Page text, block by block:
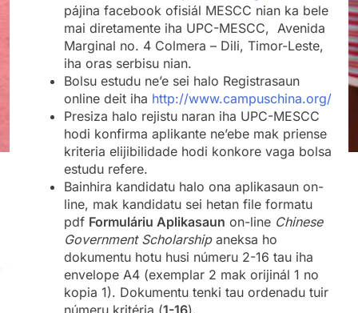
pájina facebook ofisiál MESCC nian ka bele
mai diretamente iha UPC-MESCC, Avenida
Marginal no. 4 Colmera – Dili, Timor-Leste,
iha oras serbisu nian.
Bolsu estudu ne’e sei halo Registrasaun
online deit iha http://www.campuschina.org/
Presiza halo rejistu naran iha UPC-MESCC
hodi konfirma aplikante ne’ebe mak priense
kriteria elijibilidade hodi konkore vaga bolsa
estudu refere.
Bainhira kandidatu halo ona aplikasaun on-
line, mak kandidatu sei hetan file formatu
pdf Formuláriu Aplikasaun on-line Chinese
Government Scholarship aneksa ho
dokumentu hotu husi númeru 2-16 tau iha
envelope A4 (exemplar 2 mak orijinál 1 no
kopia 1). Dokumentu tenki tau ordenadu tuir
númeru kritéria (1-16).